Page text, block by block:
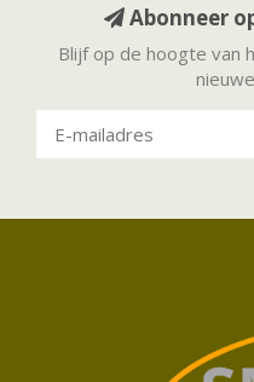
Abonneer
Blijf op de hoogte van